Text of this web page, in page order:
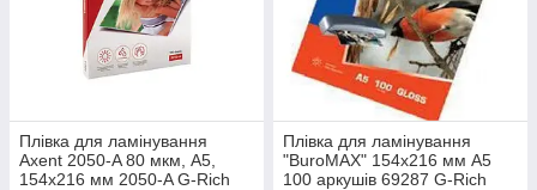
Плівка для ламінування
Axent 2050-A 80 мкм, A5,
154х216 мм 2050-A G-Rich
Плівка для ламінування
"BuroMAX" 154х216 мм А5
100 аркушів 69287 G-Rich